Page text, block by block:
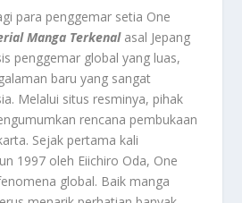
para penggemar setia One
Manga Terkenalasal Jepang
penggemar global yang luas,
baru yang sangat
Melalui situs resminya, pihak
rencana pembukaan
Sejak pertama kali
1997 oleh Eiichiro Oda, One
global. Baik manga